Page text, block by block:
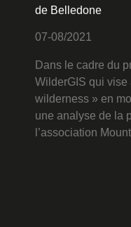
de Belledone
07-08/2021
Dans le cadre du
WilderGIS qui vise
wilderness » en
une analyse de la
l’association